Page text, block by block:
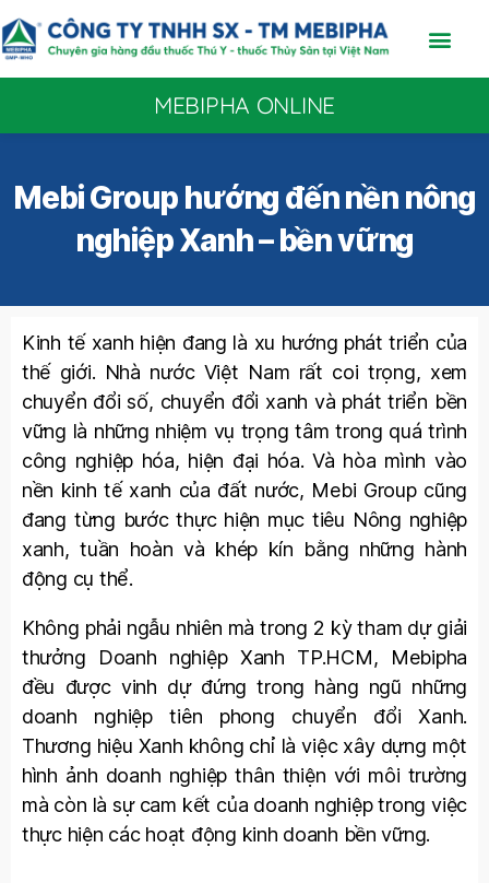
MEBIPHA ONLINE
Mebi Group hướng đến nền nông
nghiệp Xanh – bền vững
Kinh tế xanh hiện đang là xu hướng phát triển của
thế giới. Nhà nước Việt Nam rất coi trọng, xem
chuyển đổi số, chuyển đổi xanh và phát triển bền
vững là những nhiệm vụ trọng tâm trong quá trình
công nghiệp hóa, hiện đại hóa. Và hòa mình vào
nền kinh tế xanh của đất nước, Mebi Group cũng
đang từng bước thực hiện mục tiêu Nông nghiệp
xanh, tuần hoàn và khép kín bằng những hành
động cụ thể.
Không phải ngẫu nhiên mà trong 2 kỳ tham dự giải
thưởng Doanh nghiệp Xanh TP.HCM, Mebipha
đều được vinh dự đứng trong hàng ngũ những
doanh nghiệp tiên phong chuyển đổi Xanh.
Thương hiệu Xanh không chỉ là việc xây dựng một
hình ảnh doanh nghiệp thân thiện với môi trường
mà còn là sự cam kết của doanh nghiệp trong việc
thực hiện các hoạt động kinh doanh bền vững.